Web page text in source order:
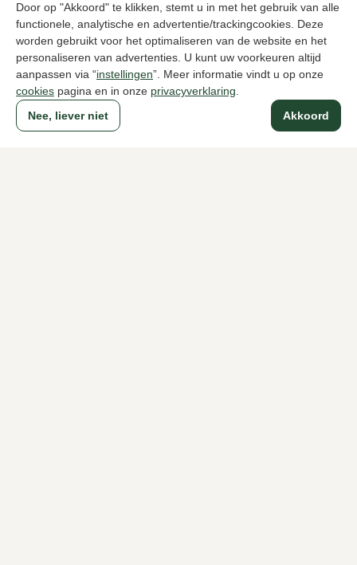
Door op "Akkoord" te klikken, stemt u in met het gebruik van alle
functionele, analytische en advertentie/trackingcookies. Deze
worden gebruikt voor het optimaliseren van de website en het
personaliseren van advertenties. U kunt uw voorkeuren altijd
aanpassen via “instellingen”. Meer informatie vindt u op onze
cookies pagina en in onze privacyverklaring
Akkoord
Nee, liever niet
Dubarry
Bruine enkellaarzen heren
269,95
Carlos
Bruine
389,95